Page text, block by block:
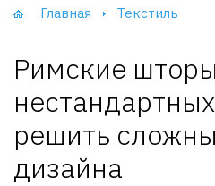
Главная Текстиль
Римские
решить
дизайна